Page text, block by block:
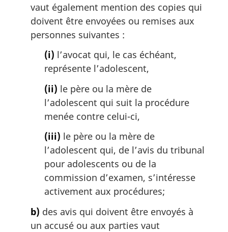
vaut également mention des copies qui
doivent être envoyées ou remises aux
personnes suivantes :
(i) l’avocat qui, le cas échéant,
représente l’adolescent,
(ii) le père ou la mère de
l’adolescent qui suit la procédure
menée contre celui-ci,
(iii) le père ou la mère de
l’adolescent qui, de l’avis du tribunal
pour adolescents ou de la
commission d’examen, s’intéresse
activement aux procédures;
b) des avis qui doivent être envoyés à
un accusé ou aux parties vaut